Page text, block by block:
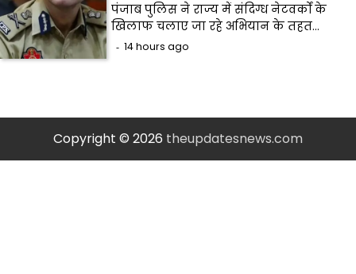
पंजाब पुलिस ने राज्य में संदिग्ध नेटवर्कों के
खिलाफ चलाए जा रहे अभियान के तहत…
14 hours ago
Copyright © 2026 theupdatesnews.com